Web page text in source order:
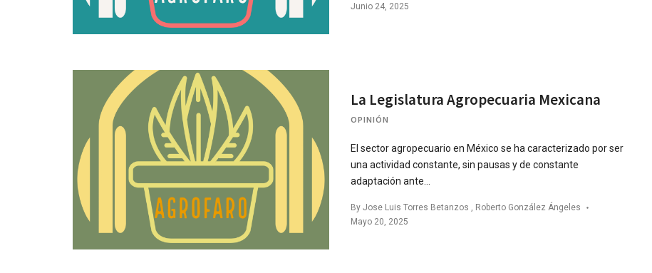
Junio 24, 2025
La Legislatura Agropecuaria Mexicana
OPINIÓN
El sector agropecuario en México se ha caracterizado por ser
una actividad constante, sin pausas y de constante
adaptación ante…
By Jose Luis Torres Betanzos
Roberto González Ángeles
Mayo 20, 2025